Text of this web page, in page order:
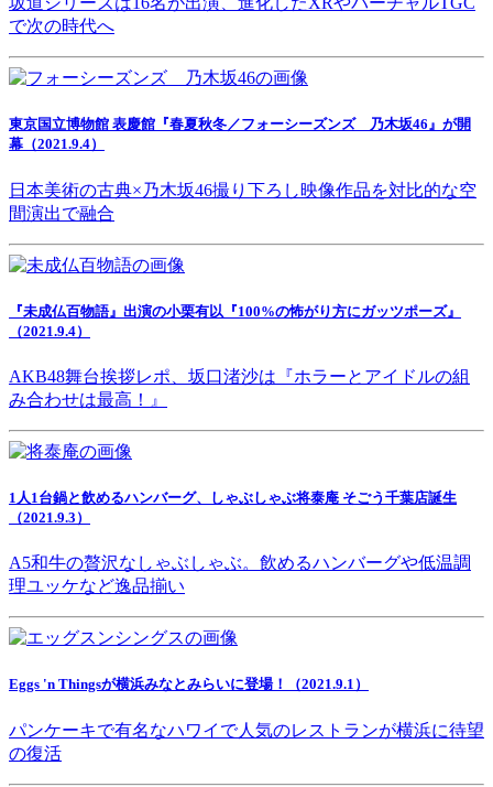
で次の時代へ
東京国立博物館 表慶館『春夏秋冬／フォーシーズンズ 乃木坂46』が開
幕（2021.9.4）
日本美術の古典×乃木坂46撮り下ろし映像作品を対比的な空
間演出で融合
『未成仏百物語』出演の小栗有以『100%の怖がり方にガッツポーズ』
（2021.9.4）
AKB48舞台挨拶レポ、坂口渚沙は『ホラーとアイドルの組
み合わせは最高！』
1人1台鍋と飲めるハンバーグ、しゃぶしゃぶ将泰庵 そごう千葉店誕生
（2021.9.3）
A5和牛の贅沢なしゃぶしゃぶ。飲めるハンバーグや低温調
理ユッケなど逸品揃い
Eggs 'n Thingsが横浜みなとみらいに登場！（2021.9.1）
パンケーキで有名なハワイで人気のレストランが横浜に待望
の復活